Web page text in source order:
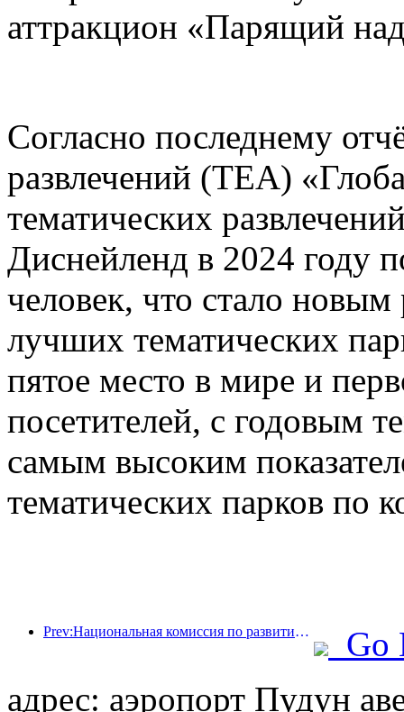
аттракцион «Парящий
Согласно последнему
развлечений (TEA)
тематических
Диснейленд в 2024 году
человек, что стало
лучших тематических
пятое место в мире и
посетителей, с годовым
самым высоким
тематических парков по
Prev:Национальная комиссия по развитию и реформам опубликовала первую партию из 49 высококачественных мест для занятий спортом на открытом воздухе.
Go
адрес: аэропорт Пудун